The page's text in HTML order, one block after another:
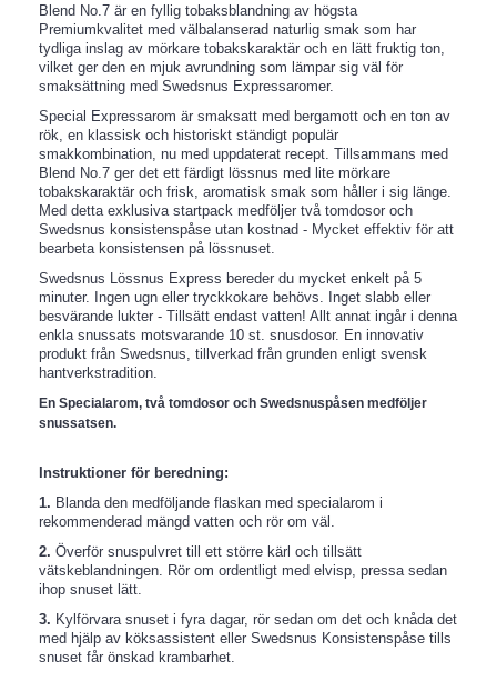
Blend No.7 är en fyllig tobaksblandning av högsta
Premiumkvalitet med välbalanserad naturlig smak som har
tydliga inslag av mörkare tobakskaraktär och en lätt fruktig ton,
vilket ger den en mjuk avrundning som lämpar sig väl för
smaksättning med Swedsnus Expressaromer.
Special Expressarom är smaksatt med bergamott och en ton av
rök, en klassisk och historiskt ständigt populär
smakkombination, nu med uppdaterat recept. Tillsammans med
Blend No.7 ger det ett färdigt lössnus med lite mörkare
tobakskaraktär och frisk, aromatisk smak som håller i sig länge.
Med detta exklusiva startpack medföljer två tomdosor och
Swedsnus konsistenspåse utan kostnad - Mycket effektiv för att
bearbeta konsistensen på lössnuset.
Swedsnus Lössnus Express bereder du mycket enkelt på 5
minuter. Ingen ugn eller tryckkokare behövs. Inget slabb eller
besvärande lukter - Tillsätt endast vatten! Allt annat ingår i denna
enkla snussats motsvarande 10 st. snusdosor. En innovativ
produkt från Swedsnus, tillverkad från grunden enligt svensk
hantverkstradition.
En Specialarom, två tomdosor och Swedsnuspåsen medföljer
snussatsen.
​Instruktioner för beredning:
1. Blanda den medföljande flaskan med specialarom i
rekommenderad mängd vatten och rör om väl.
2. Överför snuspulvret till ett större kärl och tillsätt
vätskeblandningen. Rör om ordentligt med elvisp, pressa sedan
ihop snuset lätt.
3. Kylförvara snuset i fyra dagar, rör sedan om det och knåda det
med hjälp av köksassistent eller Swedsnus Konsistenspåse tills
snuset får önskad krambarhet.